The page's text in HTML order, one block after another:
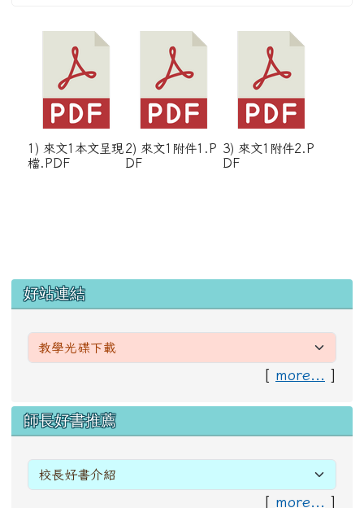
1) 來文1本文呈現
檔.PDF
2) 來文1附件1.P
DF
3) 來文1附件2.P
DF
左邊區域內容
好站連結
[ more... ]
右邊區域內容
師長好書推薦
[ more... ]